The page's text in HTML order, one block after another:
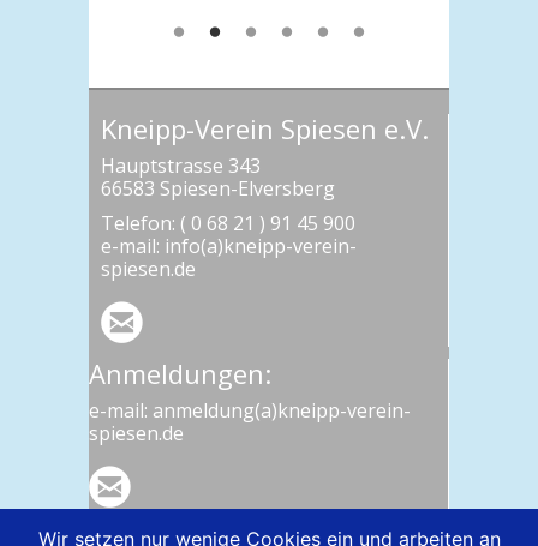
Kneipp-Verein Spiesen e.V.
Hauptstrasse 343
66583 Spiesen-Elversberg
Telefon: ( 0 68 21 ) 91 45 900
e-mail: info(a)kneipp-verein-
spiesen.de
Anmeldungen:
e-mail: anmeldung(a)kneipp-verein-
spiesen.de
Wir setzen nur wenige Cookies ein und arbeiten an